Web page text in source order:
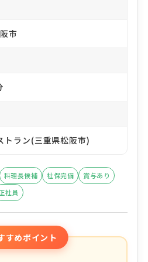
市
トラン(三重県松阪市)
料理長候補 社保完備
賞与あり
社員
すめポイント